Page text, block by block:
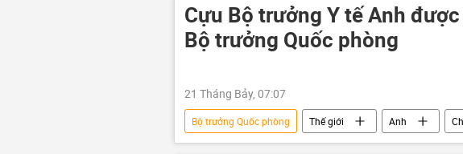
Cựu Bộ trưởng Y tế Anh
Bộ trưởng Quốc phòng
21 Tháng Bảy, 07:07
Bộ trưởng Quốc phòng Thế giới Anh